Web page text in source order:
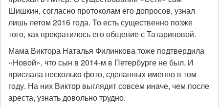
Шишкин, согласно протоколам его допросов, узнал
лишь летом 2016 года. То есть существенно позже
того, как прекратилось его общение с Татариновой.
Мама Виктора Наталья Филинкова тоже подтвердила
«Новой», что сын в 2014-м в Петербурге не был. И
прислала несколько фото, сделанных именно в том
году. На них Виктор выглядит совсем иначе, чем после
ареста, узнать довольно трудно.